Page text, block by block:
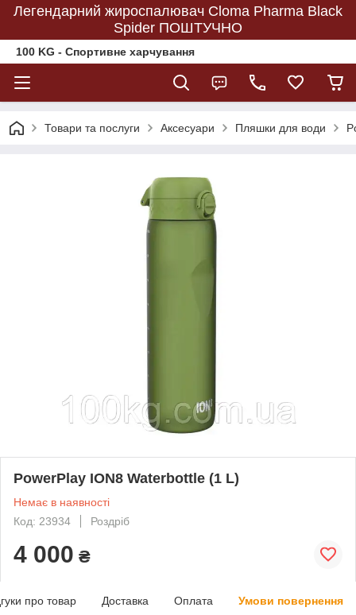
Легендарний жироспалювач Cloma Pharma Black
Spider ПОШТУЧНО
100 KG - Спортивне харчування
Товари та послуги Аксесуари Пляшки для води
PowerPlay ION8 Waterbottle (1 L)
Немає в наявності
Код: 23934
Роздріб
4 000 ₴
про товар Доставка Оплата Умови повернення